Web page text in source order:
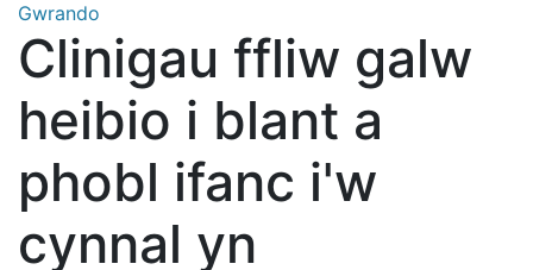
Gwrando
Clinigau ffliw galw
heibio i blant a
phobl ifanc i'w
cynnal yn